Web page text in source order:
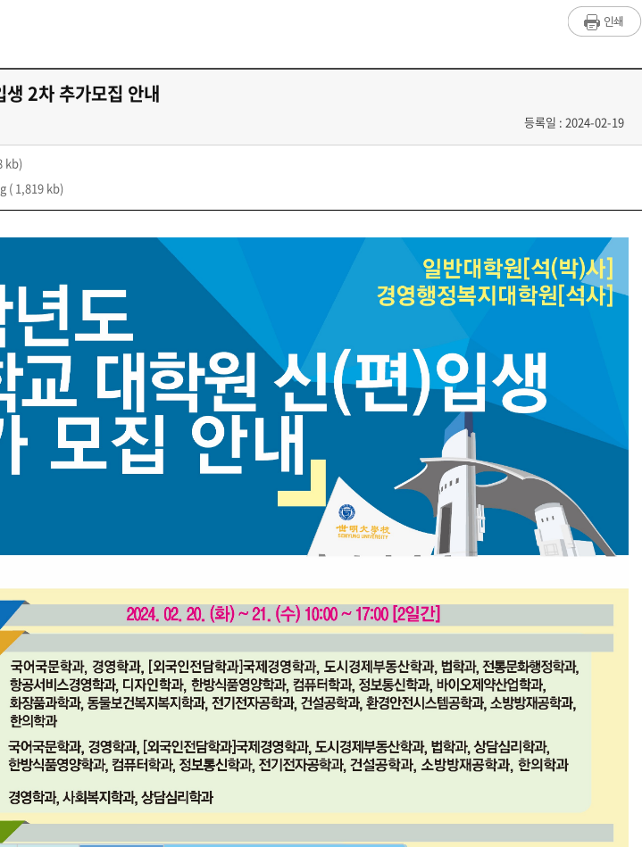
학사안내
특별과정
中国项目组
학사일정
학사업무
Q&A
2차 추가모집 안내
등록일 : 2024-02-19
kb)
( 1,819 kb)